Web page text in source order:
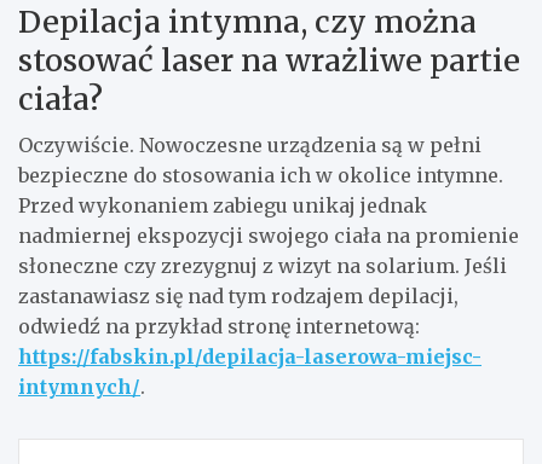
Depilacja intymna, czy można
stosować laser na wrażliwe partie
ciała?
Oczywiście. Nowoczesne urządzenia są w pełni
bezpieczne do stosowania ich w okolice intymne.
Przed wykonaniem zabiegu unikaj jednak
nadmiernej ekspozycji swojego ciała na promienie
słoneczne czy zrezygnuj z wizyt na solarium. Jeśli
zastanawiasz się nad tym rodzajem depilacji,
odwiedź na przykład stronę internetową:
https://fabskin.pl/depilacja-laserowa-miejsc-
intymnych/.